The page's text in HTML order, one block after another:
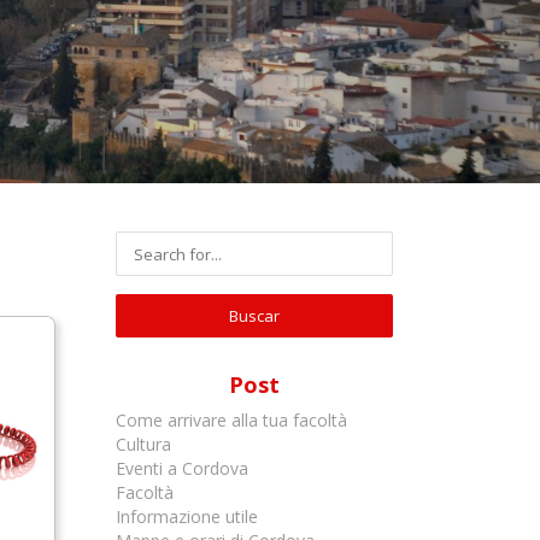
Post
Come arrivare alla tua facoltà
Cultura
Eventi a Cordova
Facoltà
Informazione utile